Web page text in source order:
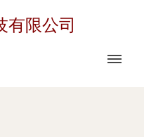
有限公司